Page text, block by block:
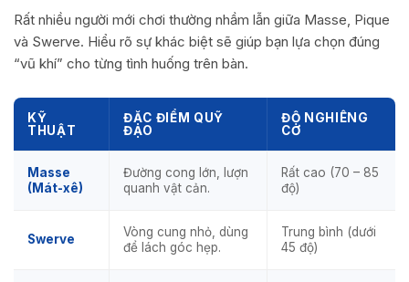
Rất nhiều người mới chơi thường nhầm lẫn giữa Masse, Pique
và Swerve. Hiểu rõ sự khác biệt sẽ giúp bạn lựa chọn đúng
“vũ khí” cho từng tình huống trên bàn.
KỸ
THUẬT
ĐẶC ĐIỂM QUỸ
ĐẠO
ĐỘ NGHIÊNG
CƠ
Masse
(Mát-xê)
Đường cong lớn, lượn
quanh vật cản.
Rất cao (70 – 85
độ)
Swerve
Vòng cung nhỏ, dùng
để lách góc hẹp.
Trung bình (dưới
45 độ)